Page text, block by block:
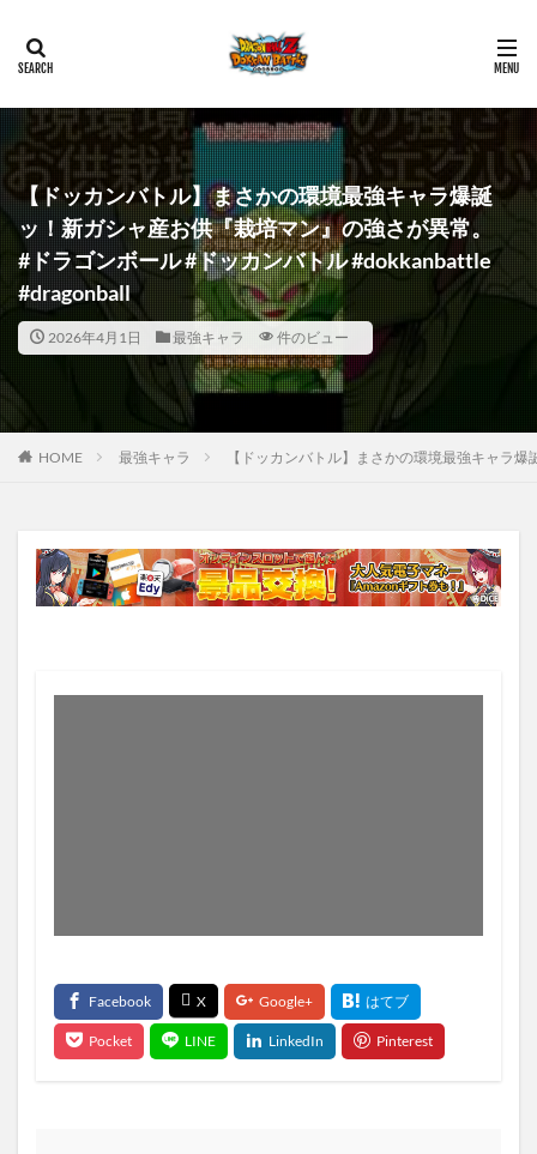
【ドッカンバトル】まさかの環境最強キャラ爆誕
ッ！新ガシャ産お供『栽培マン』の強さが異常。
#ドラゴンボール #ドッカンバトル #dokkanbattle
#dragonball
2026年4月1日 最強キャラ 件のビュー
HOME 最強キャラ 【ドッカンバトル】まさかの環境最強キャラ